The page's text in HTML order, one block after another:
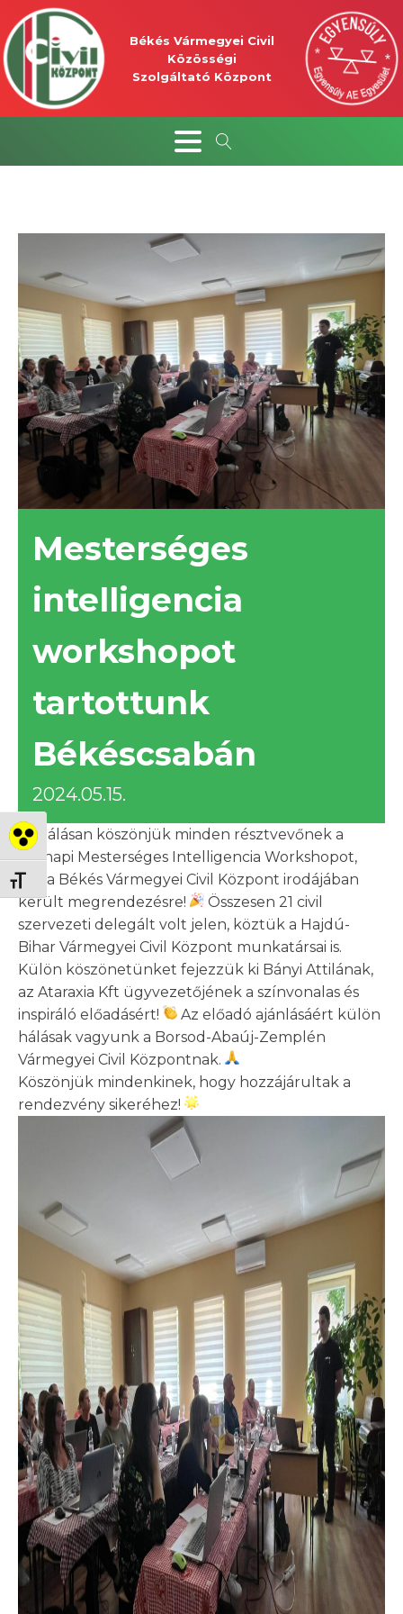
Nagy kontraszt váltása
Betűméret váltása
Békés Vármegyei Civil
Közösségi
Szolgáltató Központ
Mesterséges
intelligencia
workshopot
tartottunk
Békéscsabán
2024.05.15.
Hálásan köszönjük minden résztvevőnek a
tegnapi Mesterséges Intelligencia Workshopot,
ami a Békés Vármegyei Civil Központ irodájában
került megrendezésre!
Összesen 21 civil
szervezeti delegált volt jelen, köztük a Hajdú-
Bihar Vármegyei Civil Központ munkatársai is.
Külön köszönetünket fejezzük ki Bányi Attilának,
az Ataraxia Kft ügyvezetőjének a színvonalas és
inspiráló előadásért!
Az előadó ajánlásáért külön
hálásak vagyunk a Borsod-Abaúj-Zemplén
Vármegyei Civil Központnak.
Köszönjük mindenkinek, hogy hozzájárultak a
rendezvény sikeréhez!